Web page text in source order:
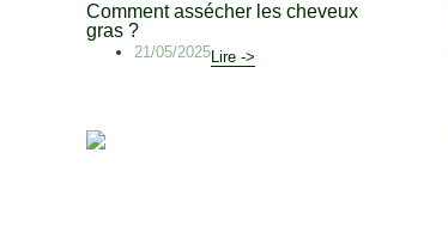
Comment assécher les cheveux
gras ?
21/05/2025Lire ->